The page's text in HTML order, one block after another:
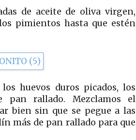
de aceite de oliva virgen,
pimientos hasta que estén
huevos duros picados, los
pan rallado. Mezclamos el
bien sin que se pegue a las
más de pan rallado para que